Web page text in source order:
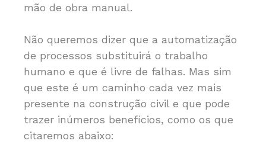
mão de obra manual.
Não queremos dizer que a automatização
de processos substituirá o trabalho
humano e que é livre de falhas. Mas sim
que este é um caminho cada vez mais
presente na construção civil e que pode
trazer inúmeros benefícios, como os que
citaremos abaixo: